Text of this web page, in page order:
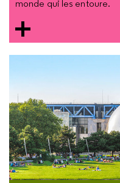
monde qui les entoure.